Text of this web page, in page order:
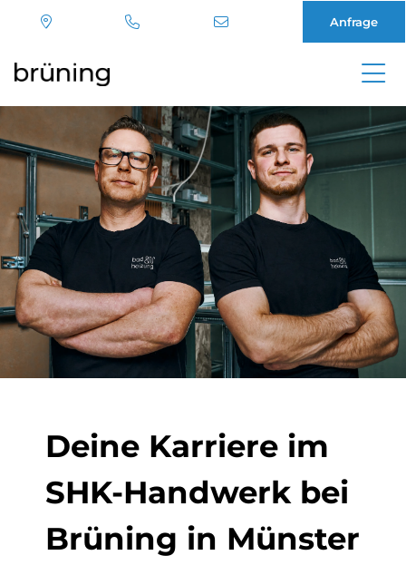
Inhalt
Anfrage
De­i­ne Kar­rie­re im
SHK-Hand­werk bei
Brü­ning in Mün­ster